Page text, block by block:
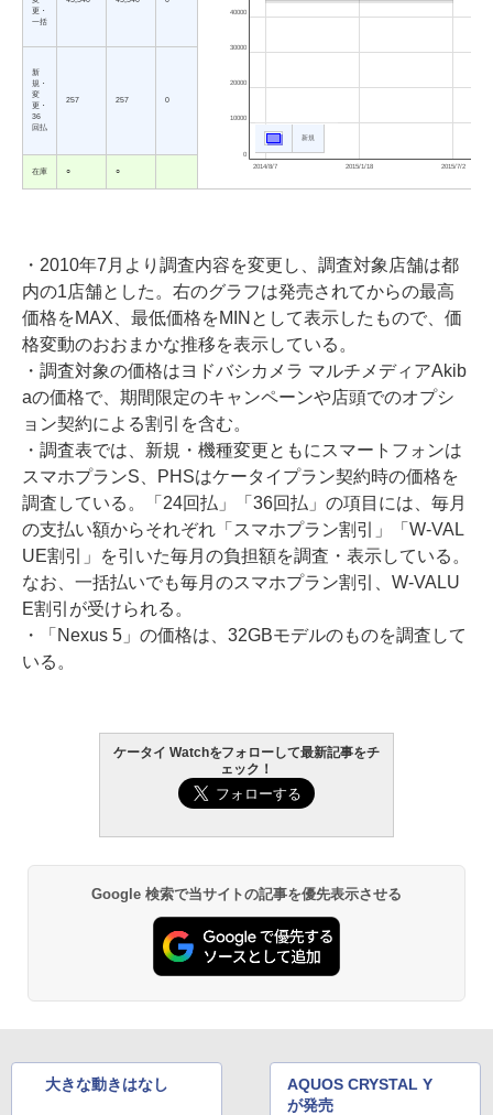
更・
一括
2014/8/7 2015/1/18 2015/7/2
0
10000
20000
30000
40000
新規
新
規・
変
更・
36
回払
257 257 0
在庫 ○ ○
・2010年7月より調査内容を変更し、調査対象店舗は都
内の1店舗とした。右のグラフは発売されてからの最高
価格をMAX、最低価格をMINとして表示したもので、価
格変動のおおまかな推移を表示している。
・調査対象の価格はヨドバシカメラ マルチメディアAkib
aの価格で、期間限定のキャンペーンや店頭でのオプシ
ョン契約による割引を含む。
・調査表では、新規・機種変更ともにスマートフォンは
スマホプランS、PHSはケータイプラン契約時の価格を
調査している。「24回払」「36回払」の項目には、毎月
の支払い額からそれぞれ「スマホプラン割引」「W-VAL
UE割引」を引いた毎月の負担額を調査・表示している。
なお、一括払いでも毎月のスマホプラン割引、W-VALU
E割引が受けられる。
・「Nexus 5」の価格は、32GBモデルのものを調査して
いる。
ケータイ Watchをフォローして最新記事をチ
ェック！
Google 検索で当サイトの記事を優先表示させる
大きな動きはなし
AQUOS CRYSTAL Y
が発売